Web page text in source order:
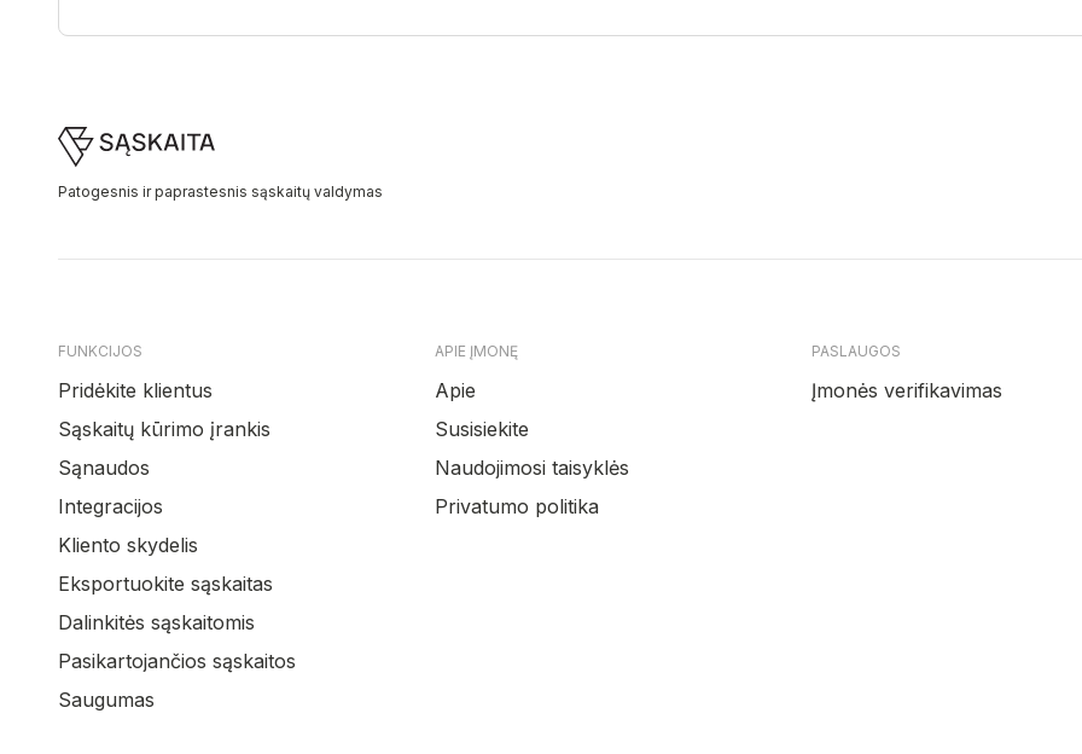
Footer
Patogesnis ir paprastesnis sąskaitų valdymas
FUNKCIJOS
Pridėkite klientus
Sąskaitų kūrimo įrankis
Sąnaudos
Integracijos
Kliento skydelis
Eksportuokite sąskaitas
Dalinkitės sąskaitomis
Pasikartojančios sąskaitos
Saugumas
APIE ĮMONĘ
Apie
Susisiekite
Naudojimosi taisyklės
Privatumo politika
PASLAUGOS
Įmonės verifikavimas